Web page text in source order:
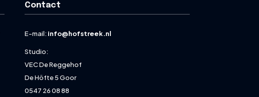
Contact
E-mail: info@hofstreek.nl
Studio:
VEC De Reggehof
De Höfte 5 Goor
0547 26 08 88